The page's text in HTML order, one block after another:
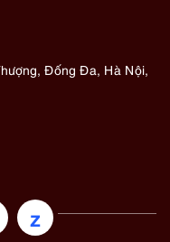
Đống Đa, Hà Nội,
z